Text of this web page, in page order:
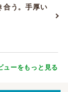
合う。手厚い
ューをもっと見る